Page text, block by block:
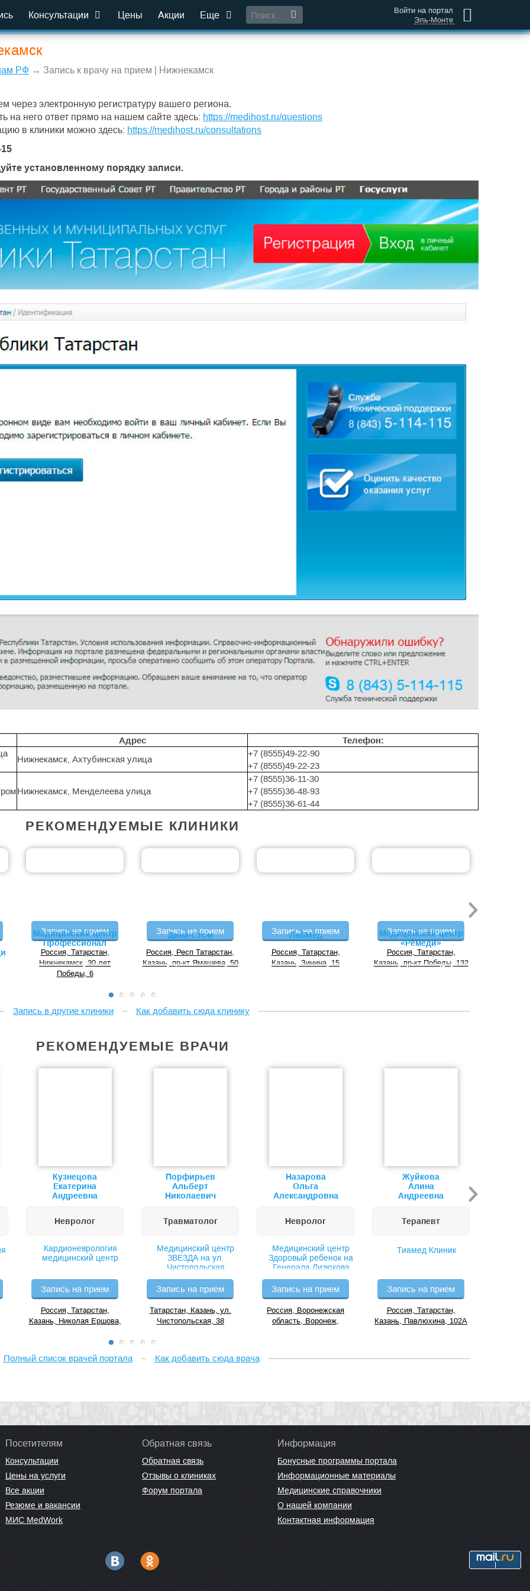
Консультации Цены Акции Еще
Войти на портал
Эль-Монте
РФ → Запись к врачу на прием | Нижнекамск
через электронную регистратуру вашего региона.
на него ответ прямо на нашем сайте здесь: https://medihost.ru/questions
в клиники можно здесь: https://medihost.ru/consultations
установленному порядку записи.
Адрес
Телефон:
Нижнекамск, Ахтубинская улица
+7 (8555)49-22-90
+7 (8555)49-22-23
Нижнекамск, Менделеева улица
+7 (8555)36-11-30
+7 (8555)36-48-93
+7 (8555)36-61-44
РЕКОМЕНДУЕМЫЕ КЛИНИКИ
Медицинский центр
Профессионал
Запись на прием
Россия, Татарстан,
Нижнекамск, 30 лет
Победы, 6
Дина-Стом
Запись на прием
Россия, Респ Татарстан,
Казань, пр-кт Ямашева, 50
ЛабМед
Запись на прием
Россия, Татарстан,
Казань, Зинина, 15
Медицинский центр
«Ремеди»
Запись на прием
Россия, Татарстан,
Казань, пр-кт Победы, 132
Запись в другие клиники Как добавить сюда клинику
РЕКОМЕНДУЕМЫЕ ВРАЧИ
Кузнецова
Екатерина
Андреевна
Невролог
Кардионеврология
медицинский центр
Запись на прием
Россия, Татарстан,
Казань, Николая Ершова,
Порфирьев
Альберт
Николаевич
Травматолог
Медицинский центр
ЗВЕЗДА на ул.
Чистопольская
Запись на прием
Татарстан, Казань, ул.
Чистопольская, 38
Назарова
Ольга
Александровна
Невролог
Медицинский центр
Здоровый ребенок на
Генерала Лизюкова
Запись на прием
Россия, Воронежская
область, Воронеж,
Жуйкова
Алина
Андреевна
Терапевт
Тиамед Клиник
Запись на прием
Россия, Татарстан,
Казань, Павлюхина, 102А
Полный список врачей портала Как добавить сюда врача
Посетителям
Консультации
Цены на услуги
Все акции
Резюме и вакансии
МИС MedWork
Обратная связь
Обратная связь
Отзывы о клиниках
Форум портала
Информация
Бонусные программы портала
Информационные материалы
Медицинские справочники
О нашей компании
Контактная информация